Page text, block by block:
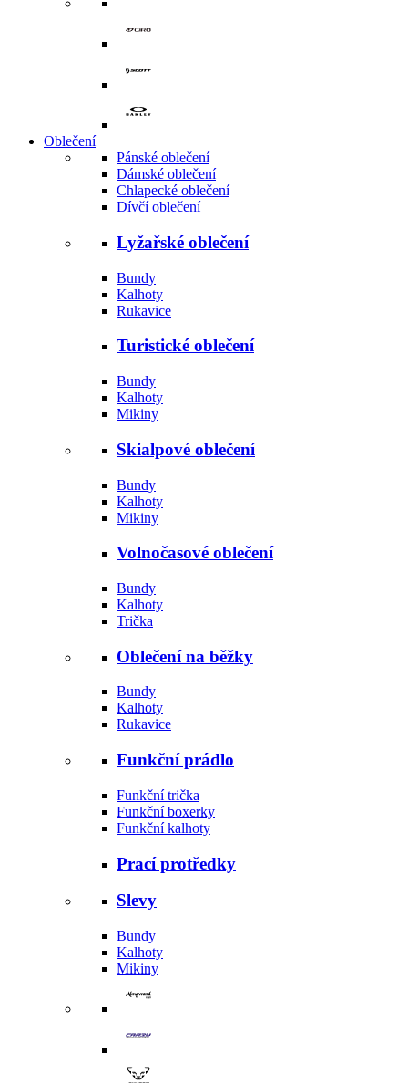
Oblečení
Pánské oblečení
Dámské oblečení
Chlapecké oblečení
Dívčí oblečení
Lyžařské oblečení
Bundy
Kalhoty
Rukavice
Turistické oblečení
Bundy
Kalhoty
Mikiny
Skialpové oblečení
Bundy
Kalhoty
Mikiny
Volnočasové oblečení
Bundy
Kalhoty
Trička
Oblečení na běžky
Bundy
Kalhoty
Rukavice
Funkční prádlo
Funkční trička
Funkční boxerky
Funkční kalhoty
Prací protředky
Slevy
Bundy
Kalhoty
Mikiny